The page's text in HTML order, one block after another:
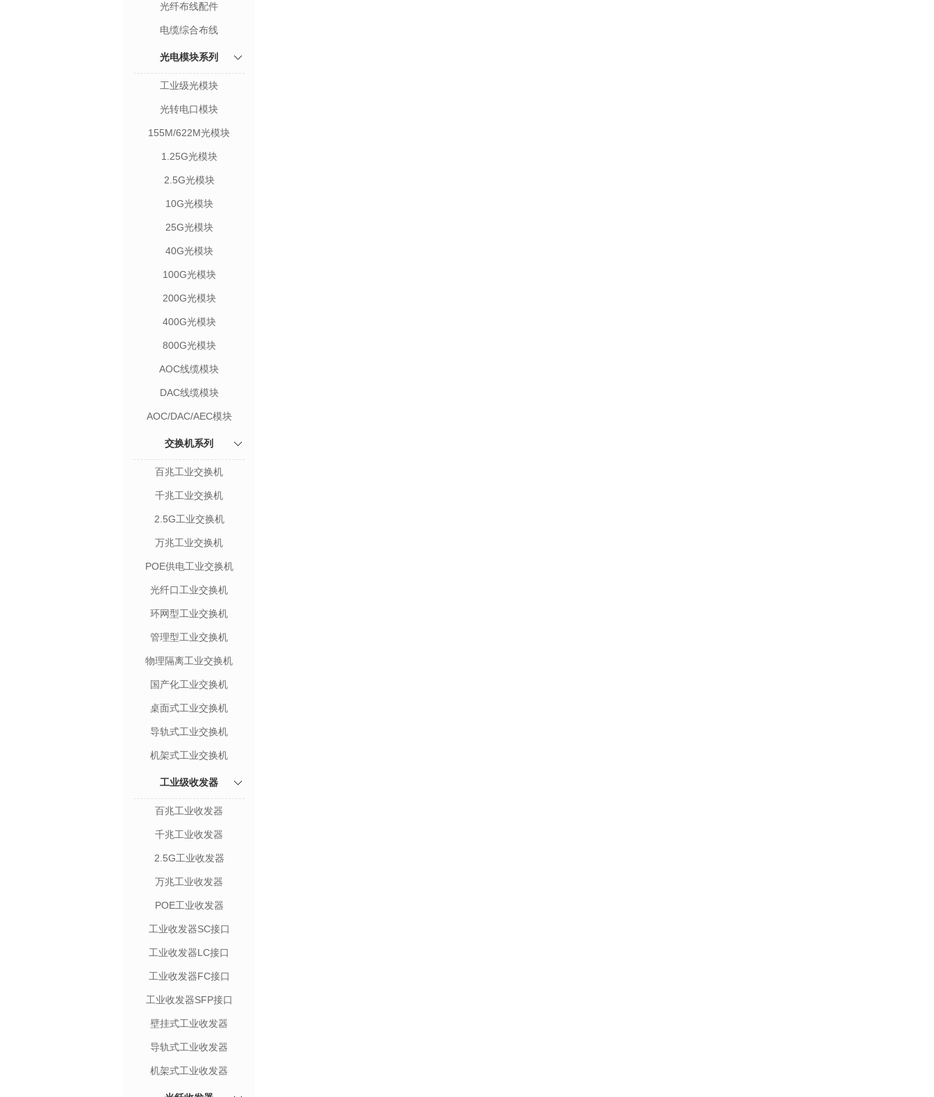
光纤布线配件
电缆综合布线
光电模块系列
工业级光模块
光转电口模块
155M/622M光模块
1.25G光模块
2.5G光模块
10G光模块
25G光模块
40G光模块
100G光模块
200G光模块
400G光模块
800G光模块
AOC线缆模块
DAC线缆模块
AOC/DAC/AEC模块
交换机系列
百兆工业交换机
千兆工业交换机
2.5G工业交换机
万兆工业交换机
POE供电工业交换机
光纤口工业交换机
环网型工业交换机
管理型工业交换机
物理隔离工业交换机
国产化工业交换机
桌面式工业交换机
导轨式工业交换机
机架式工业交换机
工业级收发器
百兆工业收发器
千兆工业收发器
2.5G工业收发器
万兆工业收发器
POE工业收发器
工业收发器SC接口
工业收发器LC接口
工业收发器FC接口
工业收发器SFP接口
壁挂式工业收发器
导轨式工业收发器
机架式工业收发器